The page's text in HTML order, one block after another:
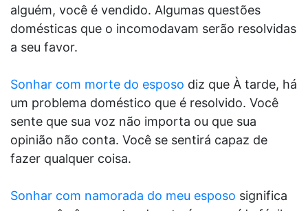
alguém, você é vendido. Algumas questões
domésticas que o incomodavam serão resolvidas
a seu favor.
Sonhar com morte do esposo diz que À tarde, há
um problema doméstico que é resolvido. Você
sente que sua voz não importa ou que sua
opinião não conta. Você se sentirá capaz de
fazer qualquer coisa.
Sonhar com namorada do meu esposo significa